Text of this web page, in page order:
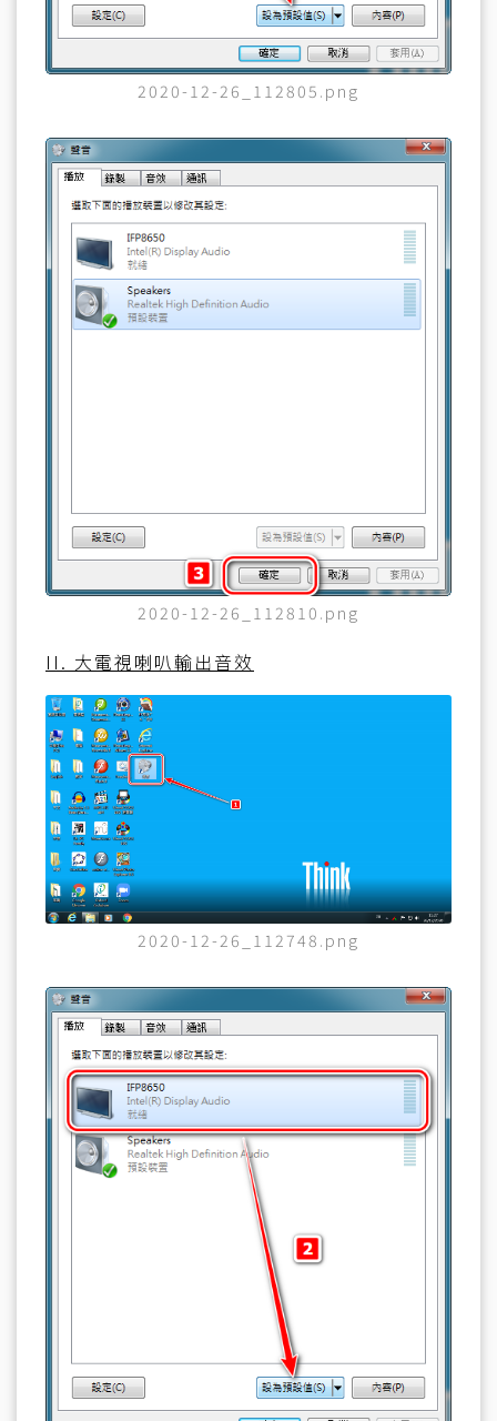
2020-12-26_112805.png
2020-12-26_112810.png
II. 大電視喇叭輸出音效
2020-12-26_112748.png